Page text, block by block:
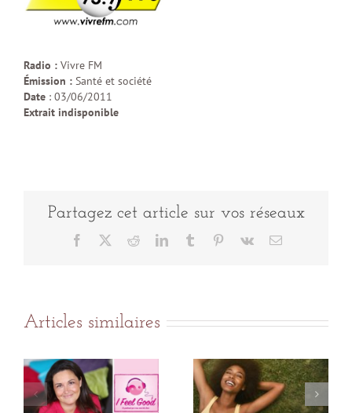
Radio : Vivre FM
Émission : Santé et société
Date: 03/06/2011
Extrait indisponible
Partagez cet article sur vos réseaux
Facebook RedditLinkedInTumblr Pinterest
Vk Email
Articles similaires